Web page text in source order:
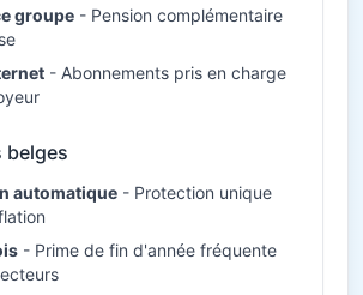
groupe - Pension complémentaire
- Abonnements pris en charge
belges
automatique - Protection unique
- Prime de fin d'année fréquente